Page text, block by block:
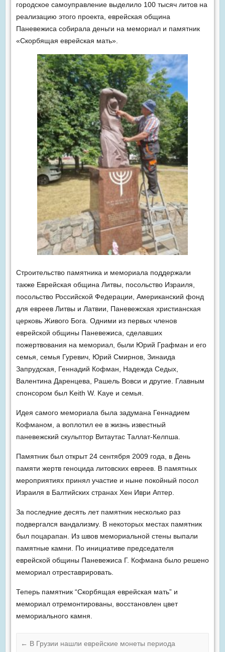
городское самоуправление выделило 100 тысяч литов на
реализацию этого проекта, еврейская община
Паневежиса собирала деньги на мемориал и памятник
«Скорбящая еврейская мать».
Строительство памятника и мемориала поддержали
также Еврейская община Литвы, посольство Израиля,
посольство Российской Федерации, Американский фонд
для евреев Литвы и Латвии, Паневежская христианская
церковь Живого Бога. Одними из первых членов
еврейской общины Паневежиса, сделавших
пожертвования на мемориал, были Юрий Графман и его
семья, семья Гуревич, Юрий Смирнов, Зинаида
Запрудская, Геннадий Кофман, Надежда Седых,
Валентина Даренцева, Рашель Вовси и другие. Главным
спонсором был Keith W. Kaye и семья.
Идея самого мемориала была задумана Геннадием
Кофманом, а воплотил ее в жизнь известный
паневежский скульптор Витаутас Таллат-Келпша.
Памятник был открыт 24 сентября 2009 года, в День
памяти жертв геноцида литовских евреев. В памятных
мероприятиях принял участие и ныне покойный посол
Израиля в Балтийских странах Хен Иври Аптер.
За последние десять лет памятник несколько раз
подвергался вандализму. В некоторых местах памятник
был поцарапан. Из швов мемориальной стены выпали
памятные камни. По инициативе председателя
еврейской общины Паневежиса Г. Кофмана было решено
мемориал отреставрировать.
Теперь памятник “Скорбящая еврейская мать” и
мемориал отремонтированы, восстановлен цвет
мемориального камня.
← В Грузии нашли еврейские монеты периода